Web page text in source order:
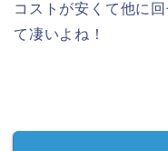
コストが安くて他に
て凄いよね！